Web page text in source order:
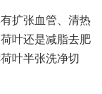
扩张血管、清热
叶还是减脂去肥
叶半张洗净切